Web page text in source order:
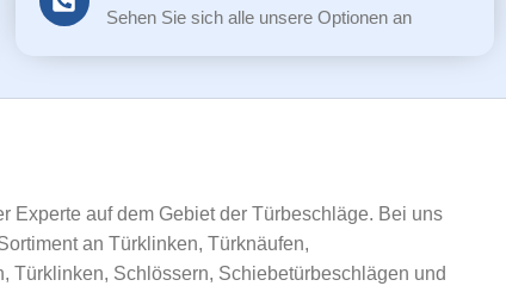
Sehen Sie sich alle unsere Optionen an
Experte auf dem Gebiet der Türbeschläge. Bei uns
an Türklinken, Türknäufen,
Türklinken, Schlössern, Schiebetürbeschlägen und